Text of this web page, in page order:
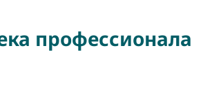
профессионала